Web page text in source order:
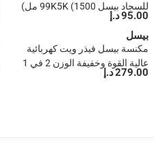
للسجاد بيسل 99K5K (1500 مل)
95.00 د.إ
بيسل
مكنسة بيسل فيذر ويت كهربائية
عالية القوة وخفيفة الوزن 2 في 1
279.00 د.إ